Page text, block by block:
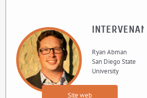
INTERVENANT
Ryan Abman
San Diego State
University
Site web